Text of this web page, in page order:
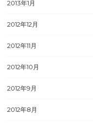
2013年1月
2012年12月
2012年11月
2012年10月
2012年9月
2012年8月